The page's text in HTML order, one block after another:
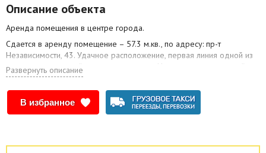
Описание объекта
Аренда помещения в центре города.
Сдается в аренду помещение – 57.3 м.кв., по адресу: пр-т
Независимости, 43. Удачное расположение, первая линия одной из
главных магистралей города - проспекта Независимости, высокий
пешеходный трафик. Данное помещение прекрасно подойдет для
размещения пункта выдачи, склада, сферы услуг и др. видов
деятельности.
Наличие коммуникаций – отопление, центральное водоснабжение,
- очень оживленная локация;
Развернуть описание
В избранное